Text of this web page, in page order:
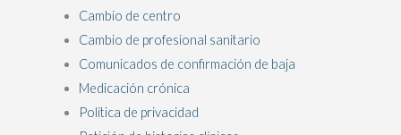
Cambio de centro
Cambio de profesional sanitario
Comunicados de confirmación de baja
Medicación crónica
Política de privacidad